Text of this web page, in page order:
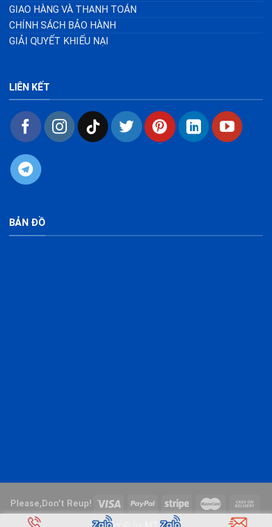
GIAO HÀNG VÀ THANH TOÁN
CHÍNH SÁCH BẢO HÀNH
GIẢI QUYẾT KHIẾU NẠI
LIÊN KẾT
BẢN ĐỒ
Please,Don't Reup!